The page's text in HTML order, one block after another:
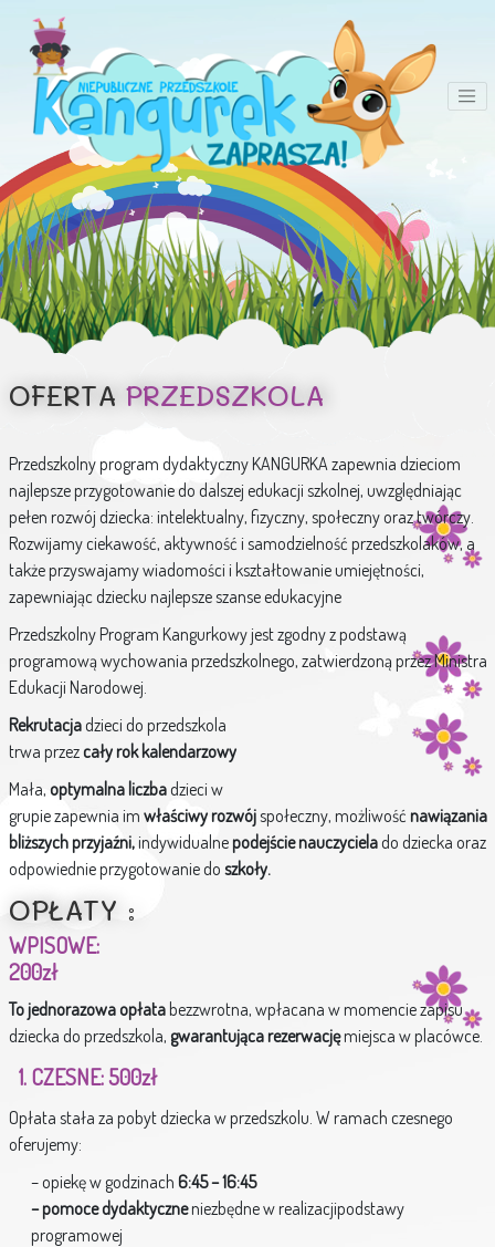
OFERTA PRZEDSZKOLA
Przedszkolny program dydaktyczny KANGURKA zapewnia dzieciom
najlepsze przygotowanie do dalszej edukacji szkolnej, uwzględniając
pełen rozwój dziecka: intelektualny, fizyczny, społeczny oraz twórczy.
Rozwijamy ciekawość, aktywność i samodzielność przedszkolaków, a
także przyswajamy wiadomości i kształtowanie umiejętności,
zapewniając dziecku najlepsze szanse edukacyjne
Przedszkolny Program Kangurkowy jest zgodny z podstawą
programową wychowania przedszkolnego, zatwierdzoną przez Ministra
Edukacji Narodowej.
Rekrutacjadzieci do przedszkola
trwa przezcały rok kalendarzowy
Mała, optymalna liczbadzieci w
grupie zapewnia im właściwy rozwójspołeczny, możliwość nawiązania
bliższych przyjaźni,indywidualnepodejście nauczycielado dziecka oraz
odpowiednie przygotowanie do szkoły.
OPŁATY :
WPISOWE:
200zł
To jednorazowa opłatabezzwrotna, wpłacana w momencie zapisu
dziecka do przedszkola, gwarantująca rezerwacjęmiejsca w placówce.
CZESNE: 500zł
Opłata stała za pobyt dziecka w przedszkolu. W ramach czesnego
oferujemy:
– opiekę w godzinach 6:45 – 16:45
– pomoce dydaktyczneniezbędne w realizacjipodstawy
programowej